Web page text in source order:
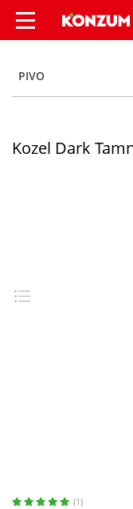
Kozel
PIVO
Kozel Dark
(1)